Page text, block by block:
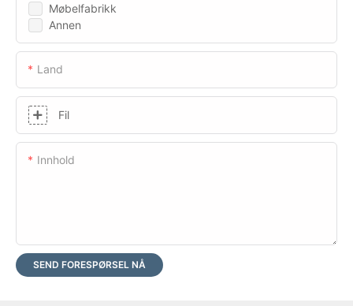
Møbelfabrikk
Annen
Land
Fil
Innhold
SEND FORESPØRSEL NÅ